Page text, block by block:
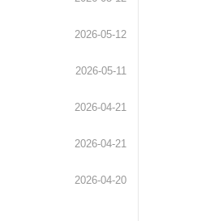
2026-05-12
2026-05-11
2026-04-21
2026-04-21
2026-04-20